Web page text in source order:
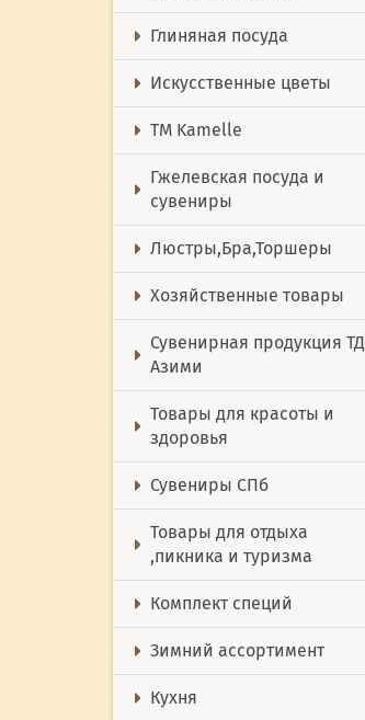
Глиняная посуда
Искусственные цветы
ТМ Kamelle
Гжелевская посуда и
сувениры
Люстры,Бра,Торшеры
Хозяйственные товары
Сувенирная продукция ТД
Азими
Товары для красоты и
здоровья
Сувениры СПб
Товары для отдыха
,пикника и туризма
Комплект специй
Зимний ассортимент
Кухня